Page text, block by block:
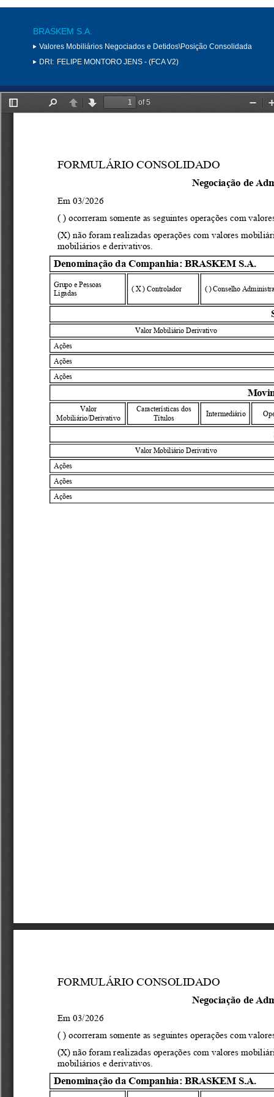
BRASKEM S.A.
Valores Mobiliários Negociados e Detidos\Posição Consolidada
DRI: FELIPE MONTORO JENS - (FCA V2)